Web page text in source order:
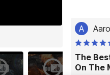
A
The
On The